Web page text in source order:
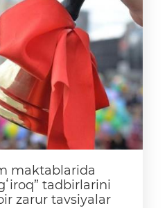
maktablarida
tadbirlarini
zarur tavsiyalar